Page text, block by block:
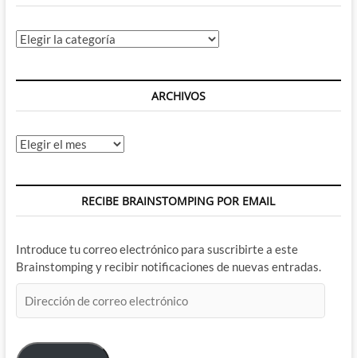
Categorías
ARCHIVOS
Archivos
RECIBE BRAINSTOMPING POR EMAIL
Introduce tu correo electrónico para suscribirte a este
Brainstomping y recibir notificaciones de nuevas entradas.
de
electrónico